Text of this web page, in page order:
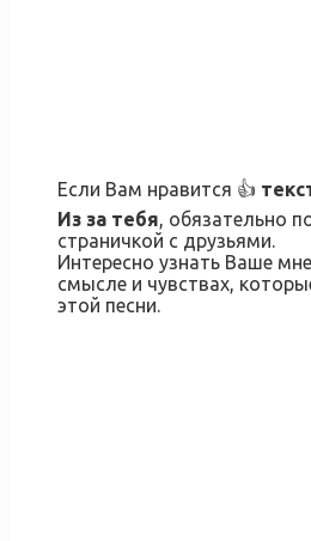
Если Вам нравится 👍
Из за тебя, обязательно
страничкой с друзьями.
Интересно узнать Ваше
смысле и чувствах,
этой песни.